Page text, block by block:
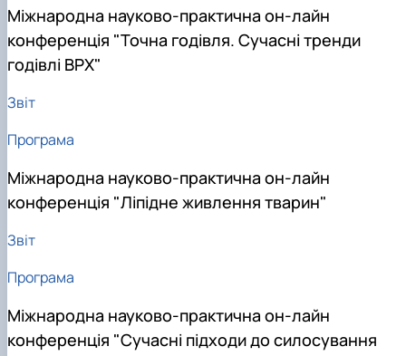
Міжнародна науково-практична он-лайн
конференція "Точна годівля. Сучасні тренди
годівлі ВРХ"
Звіт
Програма
Міжнародна науково-практична он-лайн
конференція "Ліпідне живлення тварин"
Звіт
Програма
Міжнародна науково-практична он-лайн
конференція "Сучасні підходи до силосування